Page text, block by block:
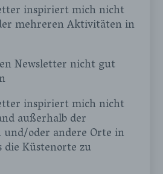
inspiriert mich nicht
mehreren Aktivitäten in
Newsletter nicht gut
inspiriert mich nicht
außerhalb der
und/oder andere Orte in
die Küstenorte zu